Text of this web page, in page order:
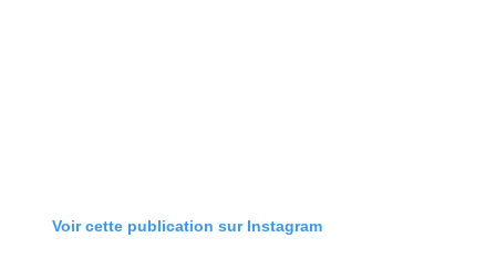
Voir cette publication sur Instagram